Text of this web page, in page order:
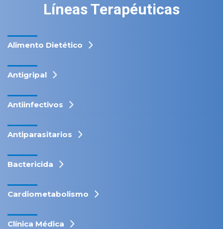
Líneas Terapéuticas
Alimento Dietético
Antigripal
Antiinfectivos
Antiparasitarios
Bactericida
Cardiometabolismo
Clínica Médica